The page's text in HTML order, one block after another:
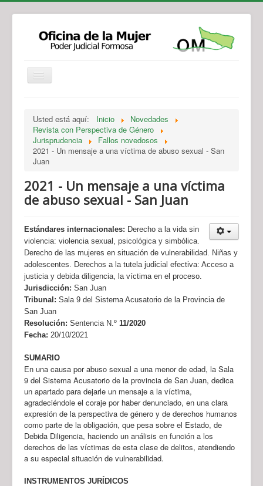
Legislación
Novedades
Recursos y Servicios de Atención
Contacto
Usted está aquí: Inicio
Novedades
Revista con Perspectiva de Género
Jurisprudencia
Fallos novedosos
2021 - Un mensaje a una víctima de abuso sexual - San
Juan
2021 - Un mensaje a una víctima
de abuso sexual - San Juan
Estándares internacionales: Derecho a la vida sin
violencia: violencia sexual, psicológica y simbólica.
Derecho de las mujeres en situación de vulnerabilidad. Niñas y
adolescentes. Derechos a la tutela judicial efectiva: Acceso a
justicia y debida diligencia, la víctima en el proceso.
Jurisdicción: San Juan
Tribunal: Sala 9 del Sistema Acusatorio de la Provincia de
San Juan
Resolución: Sentencia N.º 11/2020
Fecha: 20/10/2021
SUMARIO
En una causa por abuso sexual a una menor de edad, la Sala
9 del Sistema Acusatorio de la provincia de San Juan, dedica
un apartado para dejarle un mensaje a la víctima,
agradeciéndole el coraje por haber denunciado, en una clara
expresión de la perspectiva de género y de derechos humanos
como parte de la obligación, que pesa sobre el Estado, de
Debida Diligencia, haciendo un análisis en función a los
derechos de las víctimas de esta clase de delitos, atendiendo
a su especial situación de vulnerabilidad.
INSTRUMENTOS JURÍDICOS